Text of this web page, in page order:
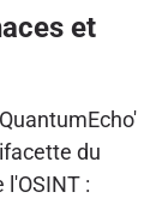
et
du
: